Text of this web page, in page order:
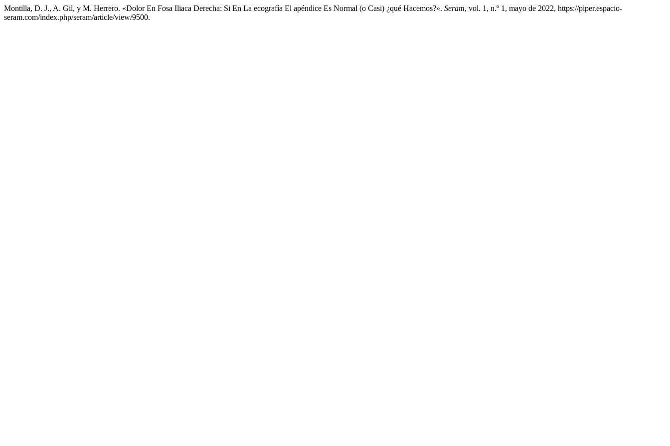
Montilla, D. J., A. Gil, y M. Herrero. «Dolor En Fosa Iliaca Derecha: Si En La ecografía El apéndice Es Normal (o Casi) ¿qué Hacemos?». Seram, vol. 1, n.º 1, mayo de 2022, https://piper.espacio-
seram.com/index.php/seram/article/view/9500.